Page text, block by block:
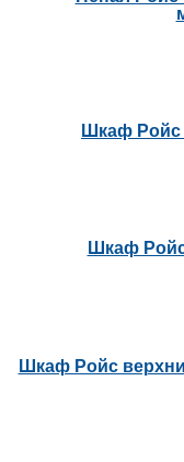
Шкаф Ройс
Шкаф
Шкаф Ройс